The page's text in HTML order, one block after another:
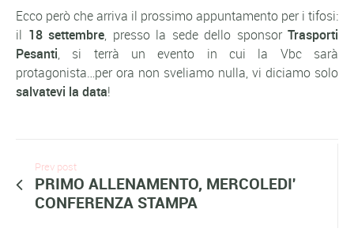
Ecco però che arriva il prossimo appuntamento per i tifosi:
il 18 settembre, presso la sede dello sponsor Trasporti
Pesanti, si terrà un evento in cui la Vbc sarà
protagonista…per ora non sveliamo nulla, vi diciamo solo
salvatevi la data!
Prev post
PRIMO ALLENAMENTO, MERCOLEDI'
CONFERENZA STAMPA